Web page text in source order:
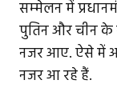
सम्‍मेलन में
पुतिन और चीन के
नजर आए. ऐसे में
नजर आ रहे हैं.